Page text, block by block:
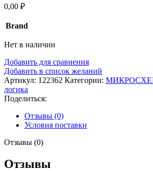
0,00 ₽
Brand
Нет в наличии
Добавить для сравнения
Добавить в список желаний
Артикул: 122362 Категории:
логика
Поделиться:
Отзывы (0)
Условия поставки
Отзывы (0)
Отзывы